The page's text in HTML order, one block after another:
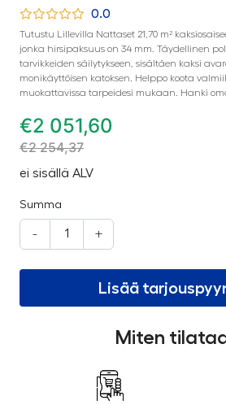
0.0
Tutustu Lillevilla Nattaset 21,70 m²
jonka hirsipaksuus on 34 mm. Täydellinen
tarvikkeiden säilytykseen, sisältäen kaksi
monikäyttöisen katoksen. Helppo koota
muokattavissa tarpeidesi mukaan. Hanki
€2 051,60
€2 254,37
ei sisällä ALV
Summa
- +
Lisää
Miten